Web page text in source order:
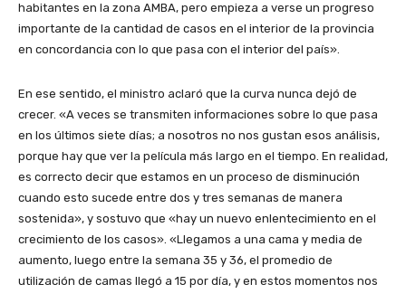
habitantes en la zona AMBA, pero empieza a verse un progreso
importante de la cantidad de casos en el interior de la provincia
en concordancia con lo que pasa con el interior del país».
En ese sentido, el ministro aclaró que la curva nunca dejó de
crecer. «A veces se transmiten informaciones sobre lo que pasa
en los últimos siete días; a nosotros no nos gustan esos análisis,
porque hay que ver la película más largo en el tiempo. En realidad,
es correcto decir que estamos en un proceso de disminución
cuando esto sucede entre dos y tres semanas de manera
sostenida», y sostuvo que «hay un nuevo enlentecimiento en el
crecimiento de los casos». «Llegamos a una cama y media de
aumento, luego entre la semana 35 y 36, el promedio de
utilización de camas llegó a 15 por día, y en estos momentos nos